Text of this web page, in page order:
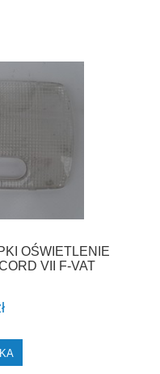
OŚWIETLENIE
VII F-VAT